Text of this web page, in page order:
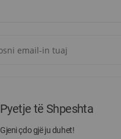
Pyetje të Shpeshta
Gjeni çdo gjë ju duhet!